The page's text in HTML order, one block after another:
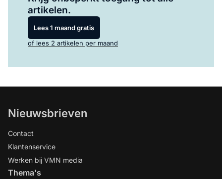
artikelen.
Lees 1 maand gratis
of lees 2 artikelen per maand
Nieuwsbrieven
Contact
Klantenservice
Werken bij VMN media
Thema's